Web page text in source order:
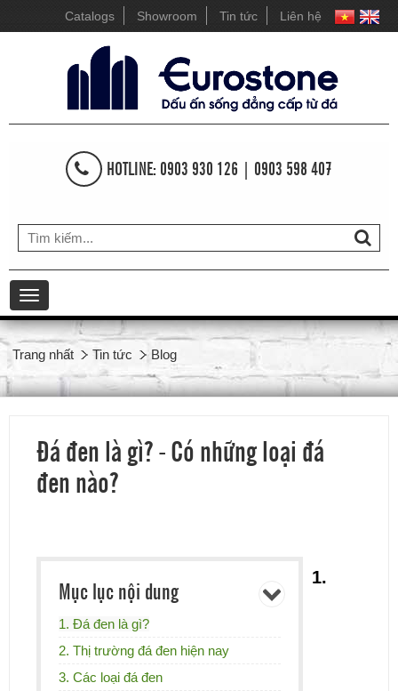
Catalogs Showroom Tin tức Liên hệ
HOTLINE: 0903 930 126 | 0903 598 407
Toggle
navigation
Trang nhất Tin tức Blog
Đá đen là gì? - Có những loại đá
đen nào?
Mục lục nội dung
1. Đá đen là gì?
2. Thị trường đá đen hiện nay
3. Các loại đá đen
1.